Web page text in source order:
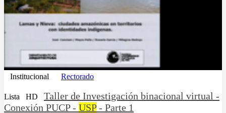
Institucional Rectorado
Lista HD
Taller de Investigación binacional virtual -
Conexión PUCP - USP- Parte 1